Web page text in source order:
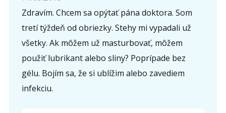
Zdravím. Chcem sa opýtať pána doktora. Som
tretí týždeň od obriezky. Stehy mi vypadali už
všetky. Ak môžem už masturbovať, môžem
použiť lubrikant alebo sliny? Poprípade bez
gélu. Bojím sa, že si ublížim alebo zavediem
infekciu.